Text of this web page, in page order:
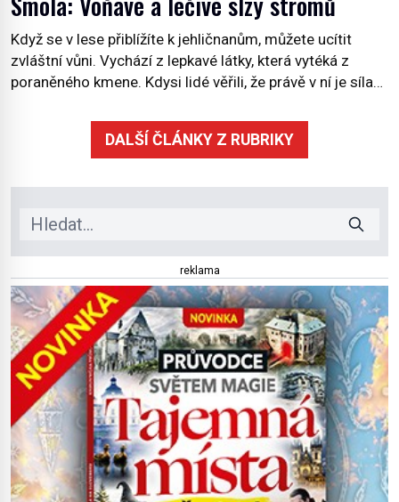
Když se v lese přiblížíte k jehličnanům, můžete ucítit
zvláštní vůni. Vychází z lepkavé látky, která vytéká z
poraněného kmene. Kdysi lidé věřili, že právě v ní je síla
lidstvo pracovalo. Chrání strom před infekcí, hmyzem a
vysycháním. Dá se říct, že je to přírodní […]
DALŠÍ ČLÁNKY Z RUBRIKY
reklama